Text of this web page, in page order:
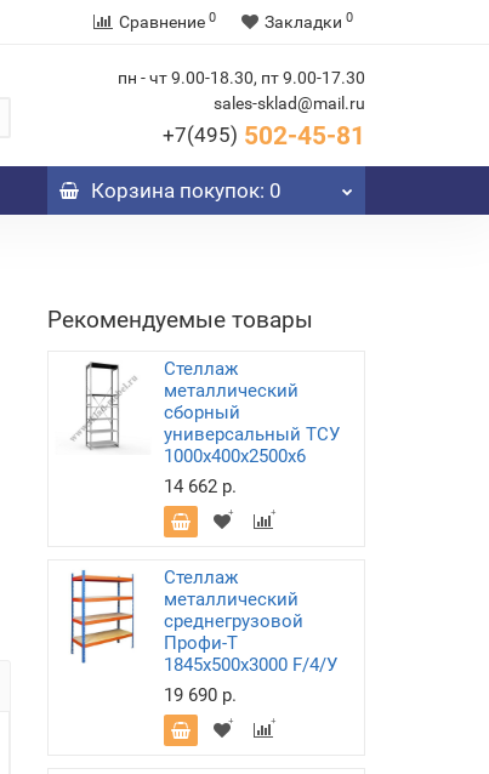
Сравнение 0 Закладки 0
пн - чт 9.00-18.30, пт 9.00-17.30
sales-sklad@mail.ru
+7(495) 502-45-81
Корзинапокупок: 0
Рекомендуемые товары
Стеллаж
металлический
сборный
универсальный ТСУ
1000х400х2500х6
14 662 р.
Стеллаж
металлический
среднегрузовой
Профи-Т
1845х500х3000 F/4/У
19 690 р.